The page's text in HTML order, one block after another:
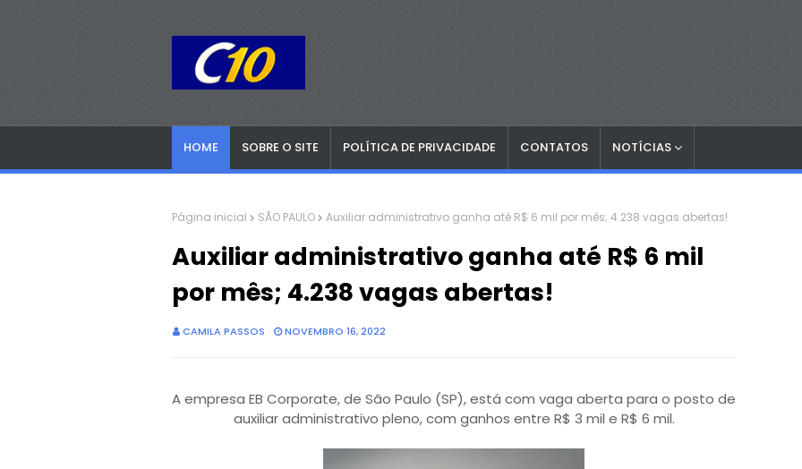
HOME SOBRE O SITE POLÍTICA DE PRIVACIDADE CONTATOS NOTÍCIAS
Página inicial SÃO PAULO Auxiliar administrativo ganha até R$ 6 mil por mês; 4.238 vagas abertas!
Auxiliar administrativo ganha até R$ 6 mil
por mês; 4.238 vagas abertas!
CAMILA PASSOS NOVEMBRO 16, 2022
A empresa EB Corporate, de São Paulo (SP), está com vaga aberta para o posto de
auxiliar administrativo pleno, com ganhos entre R$ 3 mil e R$ 6 mil.